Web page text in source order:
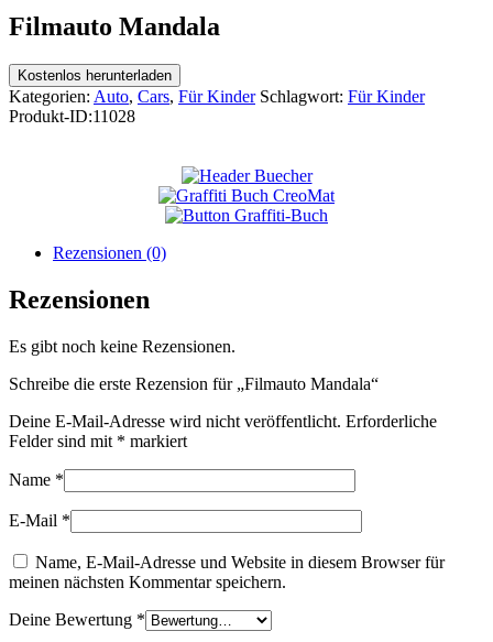
Filmauto Mandala
Kostenlos herunterladen
Kategorien: Auto, Cars, Für Kinder Schlagwort: Für Kinder
Produkt-ID:11028
Rezensionen (0)
Rezensionen
Es gibt noch keine Rezensionen.
Schreibe die erste Rezension für „Filmauto Mandala“
Deine E-Mail-Adresse wird nicht veröffentlicht. Erforderliche
Felder sind mit * markiert
Name *
E-Mail *
Name, E-Mail-Adresse und Website in diesem Browser für
meinen nächsten Kommentar speichern.
Deine Bewertung *